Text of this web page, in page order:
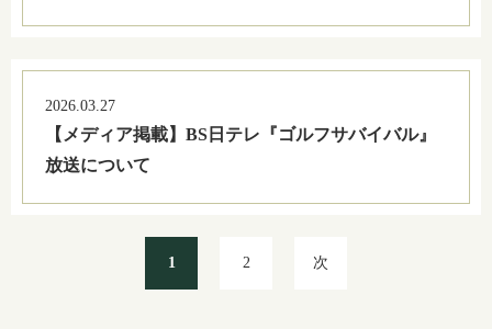
2026.03.27
【メディア掲載】BS日テレ『ゴルフサバイバル』
放送について
1 2 次